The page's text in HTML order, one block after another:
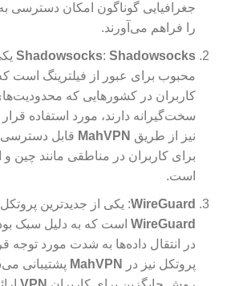
جغرافیایی گوناگون امکان دسترسی
را فراهم می‌آورند.
Shadowsocks: Shadowsocks
محبوب برای عبور از فیلترینگ است
کاربران در کشورهایی که
سخت‌گیرانه دارند، مورد استفاده
نیز از طریق MahVPN قابل
برای کاربران در مناطقی مانند چین و
است.
WireGuard: یکی از جدیدترین
WireGuard است که به دلیل سبک
در انتقال داده‌ها به شدت مورد توجه
پروتکل نیز در
MahVPN پشتیبانی